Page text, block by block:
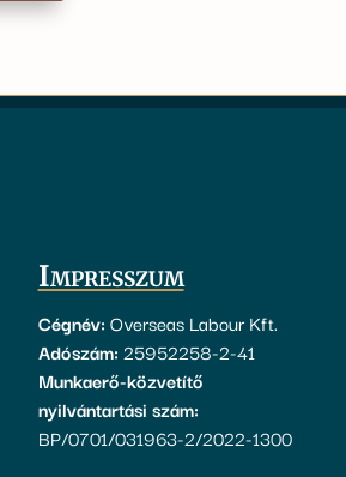
Impresszum
Cégnév: Overseas Labour Kft.
Adószám: 25952258-2-41
Munkaerő-közvetítő
nyilvántartási szám:
BP/0701/031963-2/2022-1300